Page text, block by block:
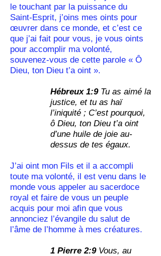
le touchant par la puissance du
Saint-Esprit, j’oins mes oints pour
œuvrer dans ce monde, et c’est ce
que j’ai fait pour vous, je vous oints
pour accomplir ma volonté,
souvenez-vous de cette parole « Ô
Dieu, ton Dieu t’a oint ».
Hébreux 1:9Tu as aimé la
justice, et tu as haï
l’iniquité ; C’est pourquoi,
ô Dieu, ton Dieu t’a oint
d’une huile de joie au-
dessus de tes égaux.
J’ai oint mon Fils et il a accompli
toute ma volonté, il est venu dans le
monde vous appeler au sacerdoce
royal et faire de vous un peuple
acquis pour moi afin que vous
annonciez l’évangile du salut de
l’âme de l’homme à mes créatures.
1 Pierre 2:9 Vous, au